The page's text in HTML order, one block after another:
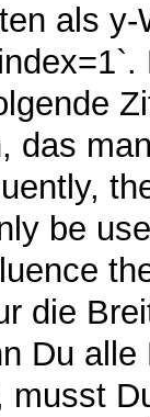
als
das
be
die
Du
musst